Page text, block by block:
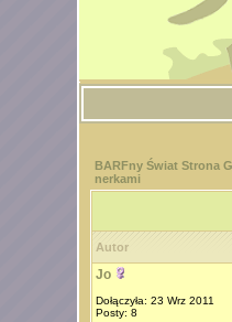
BARFny Świat Strona
nerkami
Autor
Jo
Dołączyła: 23 Wrz 2011
Posty: 8